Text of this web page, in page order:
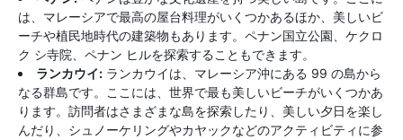
は、マレーシアで最高の屋台料理がいくつかあるほか、美しいビ
ーチや植民地時代の建築物もあります。ペナン国立公園、ケクロ
ク シ寺院、ペナン ヒルを探索することもできます。
ランカウイ: ランカウイは、マレーシア沖にある 99 の島から
なる群島です。ここには、世界で最も美しいビーチがいくつかあ
ります。訪問者はさまざまな島を探索したり、美しい夕日を楽し
んだり、シュノーケリングやカヤックなどのアクティビティに参